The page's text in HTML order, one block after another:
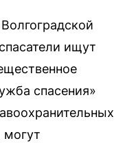
ищут
спасения»
могут